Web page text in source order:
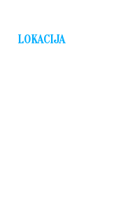
LOKACIJA